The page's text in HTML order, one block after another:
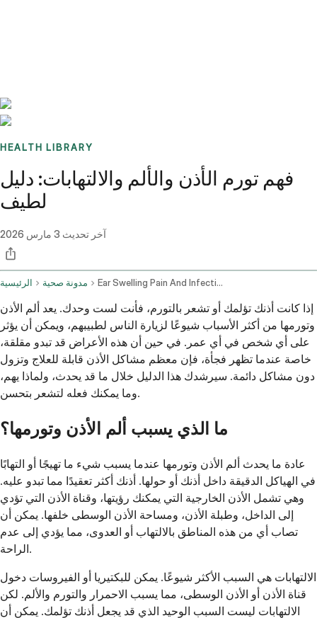
HEALTH LIBRARY
فهم تورم الأذن والألم والالتهابات: دليل
لطيف
آخر تحديث 3 مارس 2026
الرئيسية مدونة صحية Ear Swelling Pain And Infections
إذا كانت أذنك تؤلمك أو تشعر بالتورم، فأنت لست وحدك. يعد ألم الأذن
وتورمها من أكثر الأسباب شيوعًا لزيارة الناس لطبيبهم، ويمكن أن يؤثر
على أي شخص في أي عمر. في حين أن هذه الأعراض قد تبدو مقلقة،
خاصة عندما تظهر فجأة، فإن معظم مشاكل الأذن قابلة للعلاج وتزول
دون مشاكل دائمة. سيرشدك هذا الدليل خلال ما قد يحدث، ولماذا يهم،
وما يمكنك فعله لتشعر بتحسن.
ما الذي يسبب ألم الأذن وتورمها؟
عادة ما يحدث ألم الأذن وتورمها عندما يسبب شيء ما تهيجًا أو التهابًا
في الهياكل الدقيقة داخل أذنك أو حولها. أذنك أكثر تعقيدًا مما تبدو عليه.
وهي تشمل الأذن الخارجية التي يمكنك رؤيتها، وقناة الأذن التي تؤدي
إلى الداخل، وطبلة الأذن، ومساحة الأذن الوسطى خلفها. يمكن أن
تصاب أي من هذه المناطق بالالتهاب أو العدوى، مما يؤدي إلى عدم
الراحة.
الالتهابات هي السبب الأكثر شيوعًا. يمكن للبكتيريا أو الفيروسات دخول
قناة الأذن أو الأذن الوسطى، مما يسبب الاحمرار والتورم والألم. لكن
الالتهابات ليست السبب الوحيد الذي قد يجعل أذنك تؤلمك. يمكن أن